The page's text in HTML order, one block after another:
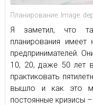
Планирование. Image:
Я заметил, что
планирования
предпринимателей.
10, 20, даже 50 лет
практиковать
вышло и как это
постоянные кризисы